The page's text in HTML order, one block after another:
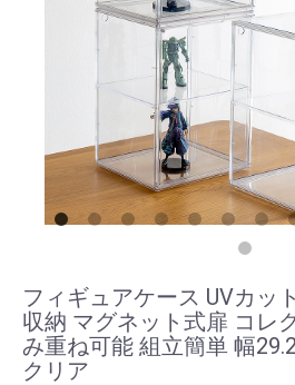
フィギュアケース UVカッ
収納 マグネット式扉 コレ
み重ね可能 組立簡単 幅
クリア